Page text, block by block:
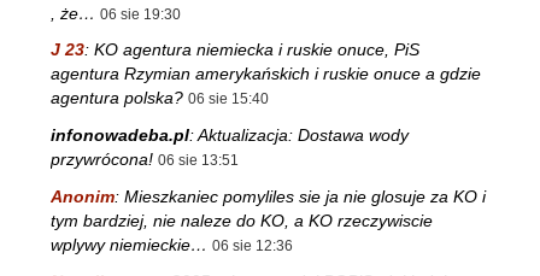
, że… 06 sie 19:30
J 23: KO agentura niemiecka i ruskie onuce, PiS
agentura Rzymian amerykańskich i ruskie onuce a gdzie
agentura polska? 06 sie 15:40
infonowadeba.pl:Aktualizacja: Dostawa wody
przywrócona! 06 sie 13:51
Anonim: Mieszkaniec pomyliles sie ja nie glosuje za KO i
tym bardziej, nie naleze do KO, a KO rzeczywiscie
wplywy niemieckie… 06 sie 12:36